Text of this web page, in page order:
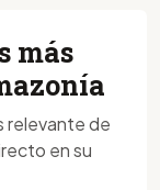
más
relevante de
en su